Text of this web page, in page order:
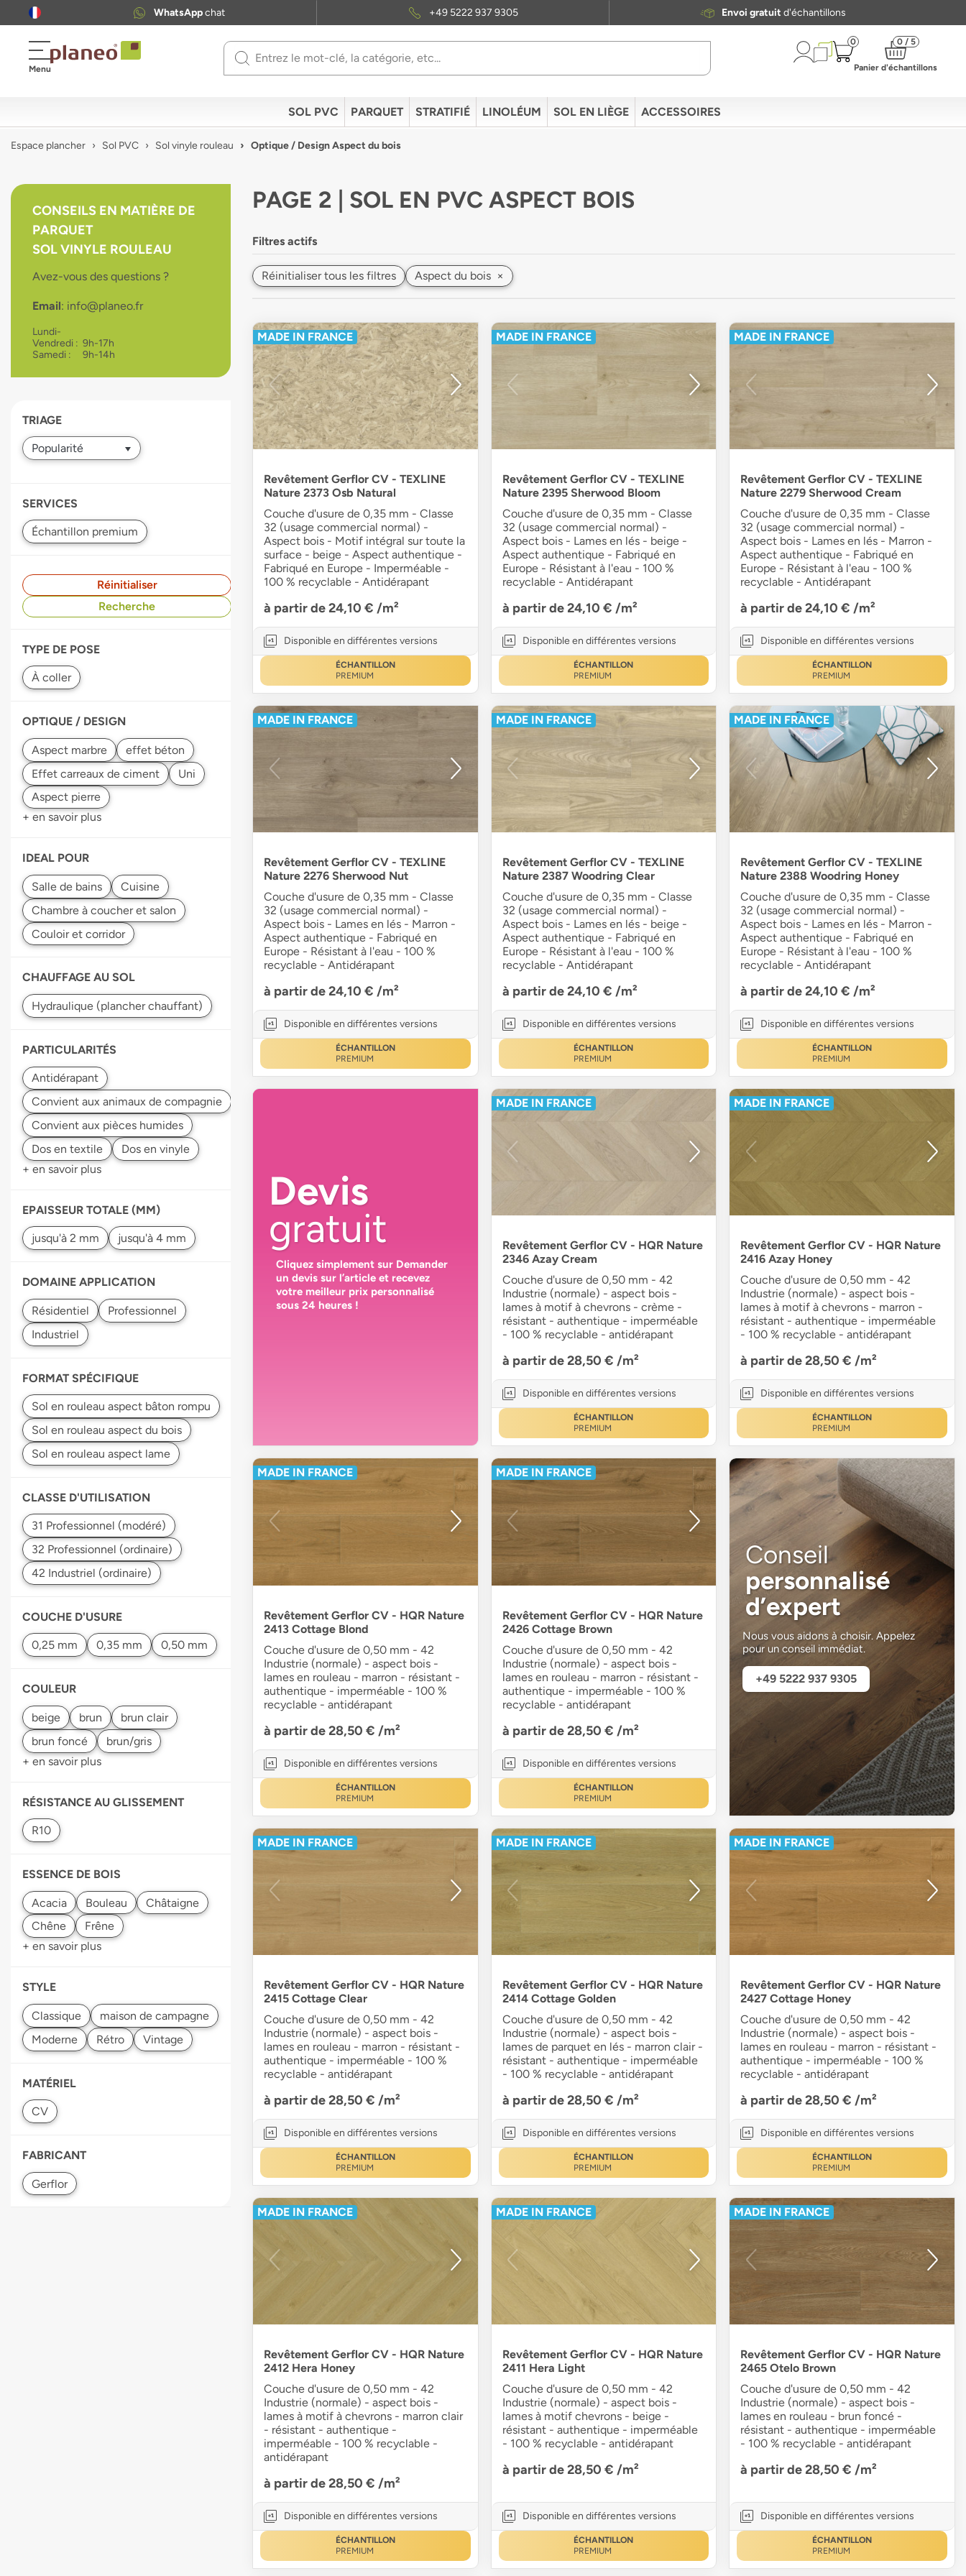
WhatsAppchat +49 5222 937 9305 Envoi gratuitd'échantillons
Menu
Use
arrows
Press
selected
search
Touch
devices
users
touch
swipe
gestures.
0 0 / 5
Panier d'échantillons
SOL PVC PARQUET STRATIFIÉ LINOLÉUM SOL EN LIÈGE ACCESSOIRES
Espace plancher Sol PVC Sol vinyle rouleau Optique / Design Aspect du bois
CONSEILS EN MATIÈRE DE
PARQUET
SOL VINYLE ROULEAU
Avez-vous des questions ?
Email: info@planeo.fr
Lundi-
Vendredi : 9h-17h
Samedi :
9h-14h
TRIAGE
SERVICES
Réinitialiser
Recherche
TYPE DE POSE
OPTIQUE / DESIGN
+ en savoir plus
IDEAL POUR
CHAUFFAGE AU SOL
PARTICULARITÉS
+ en savoir plus
EPAISSEUR TOTALE (MM)
DOMAINE APPLICATION
FORMAT SPÉCIFIQUE
CLASSE D'UTILISATION
COUCHE D'USURE
COULEUR
+ en savoir plus
RÉSISTANCE AU GLISSEMENT
ESSENCE DE BOIS
+ en savoir plus
STYLE
MATÉRIEL
FABRICANT
PAGE 2 | SOL EN PVC ASPECT BOIS
Filtres actifs
Réinitialiser tous les filtres Aspect du bois ×
MADE IN FRANCE
Revêtement Gerflor CV - TEXLINE
Nature 2373 Osb Natural
Couche d'usure de 0,35 mm - Classe
32 (usage commercial normal) -
Aspect bois - Motif intégral sur toute la
surface - beige - Aspect authentique -
Fabriqué en Europe - Imperméable -
100 % recyclable - Antidérapant
à partir de 24,10 € /m²
Disponible en différentes versions
ÉCHANTILLON
PREMIUM
MADE IN FRANCE
Revêtement Gerflor CV - TEXLINE
Nature 2395 Sherwood Bloom
Couche d'usure de 0,35 mm - Classe
32 (usage commercial normal) -
Aspect bois - Lames en lés - beige -
Aspect authentique - Fabriqué en
Europe - Résistant à l'eau - 100 %
recyclable - Antidérapant
à partir de 24,10 € /m²
Disponible en différentes versions
ÉCHANTILLON
PREMIUM
MADE IN FRANCE
Revêtement Gerflor CV - TEXLINE
Nature 2279 Sherwood Cream
Couche d'usure de 0,35 mm - Classe
32 (usage commercial normal) -
Aspect bois - Lames en lés - Marron -
Aspect authentique - Fabriqué en
Europe - Résistant à l'eau - 100 %
recyclable - Antidérapant
à partir de 24,10 € /m²
Disponible en différentes versions
ÉCHANTILLON
PREMIUM
MADE IN FRANCE
Revêtement Gerflor CV - TEXLINE
Nature 2276 Sherwood Nut
Couche d'usure de 0,35 mm - Classe
32 (usage commercial normal) -
Aspect bois - Lames en lés - Marron -
Aspect authentique - Fabriqué en
Europe - Résistant à l'eau - 100 %
recyclable - Antidérapant
à partir de 24,10 € /m²
Disponible en différentes versions
ÉCHANTILLON
PREMIUM
MADE IN FRANCE
Revêtement Gerflor CV - TEXLINE
Nature 2387 Woodring Clear
Couche d'usure de 0,35 mm - Classe
32 (usage commercial normal) -
Aspect bois - Lames en lés - beige -
Aspect authentique - Fabriqué en
Europe - Résistant à l'eau - 100 %
recyclable - Antidérapant
à partir de 24,10 € /m²
Disponible en différentes versions
ÉCHANTILLON
PREMIUM
MADE IN FRANCE
Revêtement Gerflor CV - TEXLINE
Nature 2388 Woodring Honey
Couche d'usure de 0,35 mm - Classe
32 (usage commercial normal) -
Aspect bois - Lames en lés - Marron -
Aspect authentique - Fabriqué en
Europe - Résistant à l'eau - 100 %
recyclable - Antidérapant
à partir de 24,10 € /m²
Disponible en différentes versions
ÉCHANTILLON
PREMIUM
Devis
gratuit
Cliquez simplement sur Demander
un devis sur l’article et recevez
votre meilleur prix personnalisé
sous 24 heures !
MADE IN FRANCE
Revêtement Gerflor CV - HQR Nature
2346 Azay Cream
Couche d'usure de 0,50 mm - 42
Industrie (normale) - aspect bois -
lames à motif à chevrons - crème -
résistant - authentique - imperméable
- 100 % recyclable - antidérapant
à partir de 28,50 € /m²
Disponible en différentes versions
ÉCHANTILLON
PREMIUM
MADE IN FRANCE
Revêtement Gerflor CV - HQR Nature
2416 Azay Honey
Couche d'usure de 0,50 mm - 42
Industrie (normale) - aspect bois -
lames à motif à chevrons - marron -
résistant - authentique - imperméable
- 100 % recyclable - antidérapant
à partir de 28,50 € /m²
Disponible en différentes versions
ÉCHANTILLON
PREMIUM
MADE IN FRANCE
Revêtement Gerflor CV - HQR Nature
2413 Cottage Blond
Couche d'usure de 0,50 mm - 42
Industrie (normale) - aspect bois -
lames en rouleau - marron - résistant -
authentique - imperméable - 100 %
recyclable - antidérapant
à partir de 28,50 € /m²
Disponible en différentes versions
ÉCHANTILLON
PREMIUM
MADE IN FRANCE
Revêtement Gerflor CV - HQR Nature
2426 Cottage Brown
Couche d'usure de 0,50 mm - 42
Industrie (normale) - aspect bois -
lames en rouleau - marron - résistant -
authentique - imperméable - 100 %
recyclable - antidérapant
à partir de 28,50 € /m²
Disponible en différentes versions
ÉCHANTILLON
PREMIUM
Conseil
personnalisé
d’expert
Nous vous aidons à choisir. Appelez
pour un conseil immédiat.
+49 5222 937 9305
MADE IN FRANCE
Revêtement Gerflor CV - HQR Nature
2415 Cottage Clear
Couche d'usure de 0,50 mm - 42
Industrie (normale) - aspect bois -
lames en rouleau - marron - résistant -
authentique - imperméable - 100 %
recyclable - antidérapant
à partir de 28,50 € /m²
Disponible en différentes versions
ÉCHANTILLON
PREMIUM
MADE IN FRANCE
Revêtement Gerflor CV - HQR Nature
2414 Cottage Golden
Couche d'usure de 0,50 mm - 42
Industrie (normale) - aspect bois -
lames de parquet en lés - marron clair -
résistant - authentique - imperméable
- 100 % recyclable - antidérapant
à partir de 28,50 € /m²
Disponible en différentes versions
ÉCHANTILLON
PREMIUM
MADE IN FRANCE
Revêtement Gerflor CV - HQR Nature
2427 Cottage Honey
Couche d'usure de 0,50 mm - 42
Industrie (normale) - aspect bois -
lames en rouleau - marron - résistant -
authentique - imperméable - 100 %
recyclable - antidérapant
à partir de 28,50 € /m²
Disponible en différentes versions
ÉCHANTILLON
PREMIUM
MADE IN FRANCE
Revêtement Gerflor CV - HQR Nature
2412 Hera Honey
Couche d'usure de 0,50 mm - 42
Industrie (normale) - aspect bois -
lames à motif à chevrons - marron clair
- résistant - authentique -
imperméable - 100 % recyclable -
antidérapant
à partir de 28,50 € /m²
Disponible en différentes versions
ÉCHANTILLON
PREMIUM
MADE IN FRANCE
Revêtement Gerflor CV - HQR Nature
2411 Hera Light
Couche d'usure de 0,50 mm - 42
Industrie (normale) - aspect bois -
lames à motif chevrons - beige -
résistant - authentique - imperméable
- 100 % recyclable - antidérapant
à partir de 28,50 € /m²
Disponible en différentes versions
ÉCHANTILLON
PREMIUM
MADE IN FRANCE
Revêtement Gerflor CV - HQR Nature
2465 Otelo Brown
Couche d'usure de 0,50 mm - 42
Industrie (normale) - aspect bois -
lames en rouleau - brun foncé -
résistant - authentique - imperméable
- 100 % recyclable - antidérapant
à partir de 28,50 € /m²
Disponible en différentes versions
ÉCHANTILLON
PREMIUM